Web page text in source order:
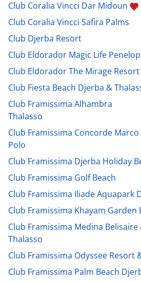
Club Coralia Vincci Dar Midoun
Club Coralia Vincci Safira Palms
Club Djerba Resort
Club Eldorador Magic Life
Club Eldorador The Mirage Resort
Club Fiesta Beach Djerba &
Club Framissima Alhambra
Thalasso
Club Framissima Concorde Marco
Polo
Club Framissima Djerba Holiday
Club Framissima Golf Beach
Club Framissima Iliade Aquapark
Club Framissima Khayam Garden
Club Framissima Medina Belisaire
Thalasso
Club Framissima Odyssee Resort
Club Framissima Palm Beach